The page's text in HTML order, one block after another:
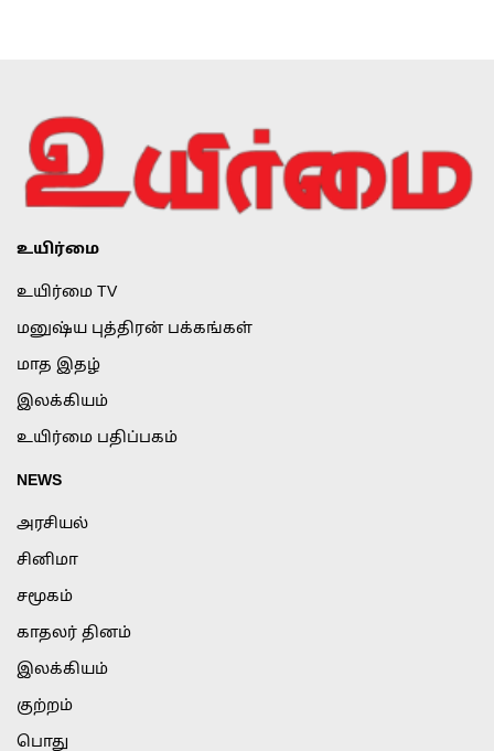
உயிர்மை
உயிர்மை TV
மனுஷ்ய புத்திரன் பக்கங்கள்
மாத இதழ்
இலக்கியம்
உயிர்மை பதிப்பகம்
NEWS
அரசியல்
சினிமா
சமூகம்
காதலர் தினம்
இலக்கியம்
குற்றம்
பொது